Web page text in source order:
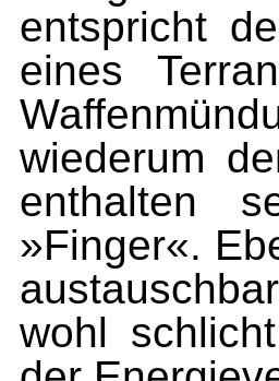
entspricht
eines
wiederum
enthalten
»Finger«.
wohl